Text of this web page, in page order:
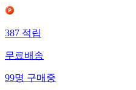
387적립
무료배송
99명구매중